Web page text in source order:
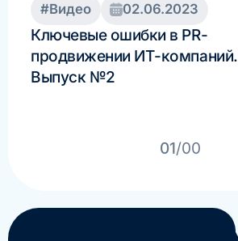
#Видео 02.06.2023
Ключевые ошибки в PR-
продвижении ИТ-компаний.
Выпуск №2
01/00